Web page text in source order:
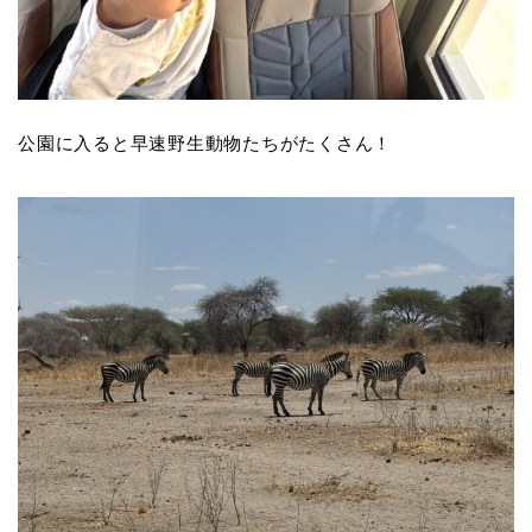
公園に入ると早速野生動物たちがたくさん！